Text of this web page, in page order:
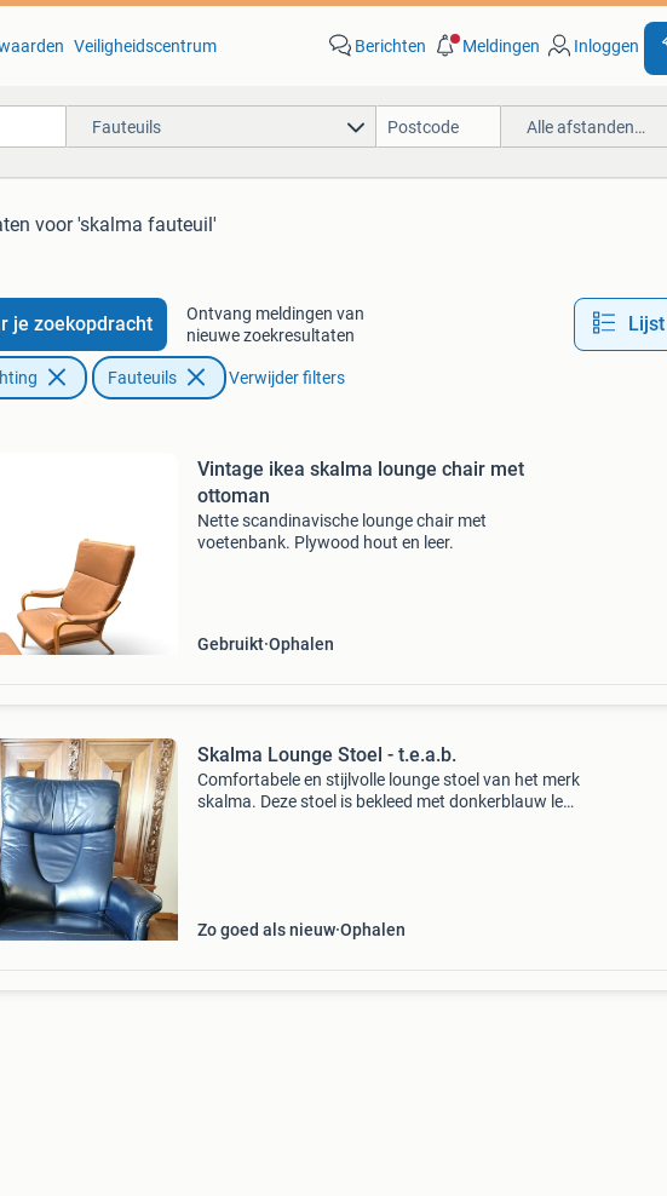
Veiligheidscentrum Berichten Meldingen Inloggen
Fauteuils Alle afstanden…
voor 'skalma fauteuil'
je zoekopdracht
Ontvang meldingen van
nieuwe zoekresultaten
Lijst
Fauteuils Verwijder filters
Vintage ikea skalma lounge chair met
ottoman
Nette scandinavische lounge chair met
voetenbank. Plywood hout en leer.
Gebruikt Ophalen
Skalma Lounge Stoel - t.e.a.b.
Comfortabele en stijlvolle lounge stoel van het merk
skalma. Deze stoel is bekleed met donkerblauw leer
Zo goed als nieuw Ophalen